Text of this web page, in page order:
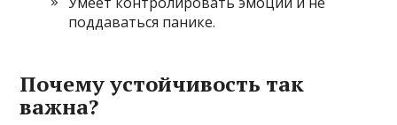
поддаваться панике.
Почему устойчивость так
важна?